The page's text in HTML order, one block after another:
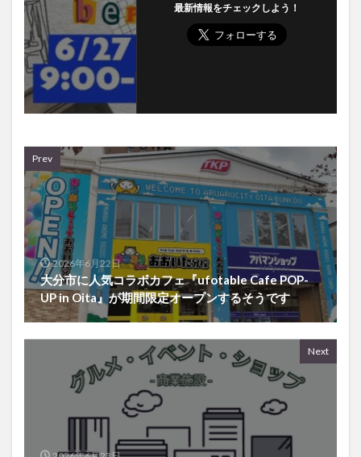
最新情報をチェックしよう！
Prev
2026年6月22日
大分市に人気コラボカフェ『ufotable Cafe POP-
UP in Oita』が期間限定オープンするそうです
Next